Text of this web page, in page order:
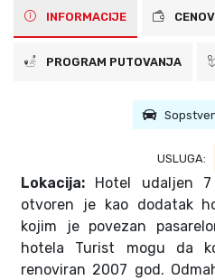
INFORMACIJE
PROGRAM PUTOVANJA
USLUGA:
Lokacija: Hotel udaljen
otvoren je kao dodatak
kojim je povezan
hotela Turist mogu da
renoviran 2007 god.